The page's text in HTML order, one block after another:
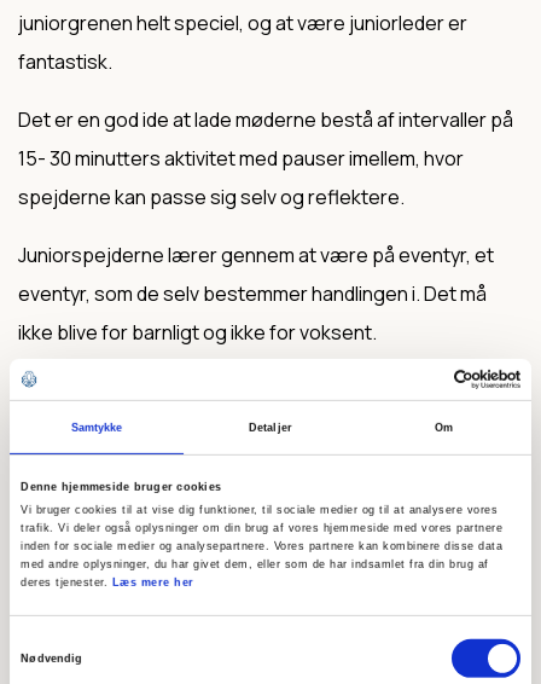
Samtykke Detaljer Om
Denne hjemmeside bruger cookies
Vi bruger cookies til at vise dig funktioner, til sociale medier og til at analysere vores
trafik. Vi deler også oplysninger om din brug af vores hjemmeside med vores partnere
inden for sociale medier og analysepartnere. Vores partnere kan kombinere disse data
med andre oplysninger, du har givet dem, eller som de har indsamlet fra din brug af
deres tjenester.
Læs mere her
Nødvendig
juniorgrenen helt speciel, og at være juniorleder er
fantastisk.
Det er en god ide at lade møderne bestå af intervaller på
15- 30 minutters aktivitet med pauser imellem, hvor
spejderne kan passe sig selv og reflektere.
Juniorspejderne lærer gennem at være på eventyr, et
eventyr, som de selv bestemmer handlingen i. Det må
ikke blive for barnligt og ikke for voksent.
Det er vigtigt, at du som leder på mødet hjælper med
udviklingen af deres selvforståelse og selvværd ved at
give dem udfordringer, der udvikler deres forståelse af
dem selv, patruljen og resten af verden.
Fantasirammer og lege er yt, hvis det bliver for barnligt,
og eventyret er ikke udklædning og rollespil, men
intellektuelt, fysisk, socialt, kreativt og følelsesmæssigt.